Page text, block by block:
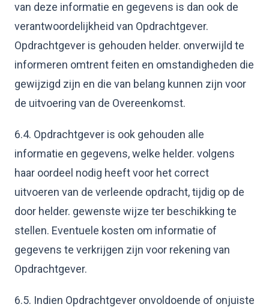
van deze informatie en gegevens is dan ook de
verantwoordelijkheid van Opdrachtgever.
Opdrachtgever is gehouden helder. onverwijld te
informeren omtrent feiten en omstandigheden die
gewijzigd zijn en die van belang kunnen zijn voor
de uitvoering van de Overeenkomst.
6.4. Opdrachtgever is ook gehouden alle
informatie en gegevens, welke helder. volgens
haar oordeel nodig heeft voor het correct
uitvoeren van de verleende opdracht, tijdig op de
door helder. gewenste wijze ter beschikking te
stellen. Eventuele kosten om informatie of
gegevens te verkrijgen zijn voor rekening van
Opdrachtgever.
6.5. Indien Opdrachtgever onvoldoende of onjuiste